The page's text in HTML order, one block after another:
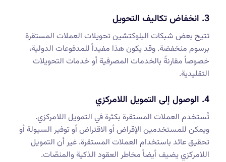
3. انخفاض تكاليف التحويل
تتيح بعض شبكات البلوكتشين تحويلات العملات المستقرة
برسوم منخفضة. وقد يكون هذا مفيداً للمدفوعات الدولية،
خصوصاً مقارنةً بالخدمات المصرفية أو خدمات التحويلات
التقليدية.
4. الوصول إلى التمويل اللامركزي
تُستخدم العملات المستقرة بكثرة في التمويل اللامركزي.
ويمكن للمستخدمين الإقراض أو الاقتراض أو توفير السيولة أو
تحقيق عائد باستخدام العملات المستقرة. غير أن التمويل
اللامركزي يضيف أيضاً مخاطر العقود الذكية والمنصّات.